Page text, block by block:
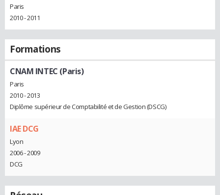
Paris
2010 - 2011
Formations
CNAM INTEC (Paris)
Paris
2010 - 2013
Diplôme supérieur de Comptabilité et de Gestion (DSCG)
IAE DCG
Lyon
2006 - 2009
DCG